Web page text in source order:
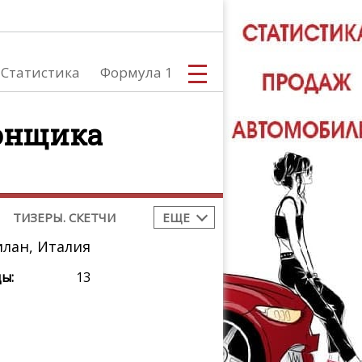
Статистика Формула 1
ТИЗЕРЫ. СКЕТЧИ ЕЩЕ
, Tourist Trophy
Италия
13